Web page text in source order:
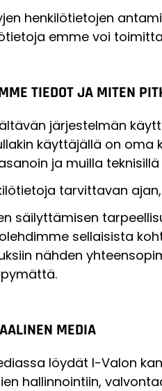
henkilötietojen
emme voi
TIEDOT JA MITEN
järjestelmän
käyttäjällä on
ja muilla
tarvittavan
säilyttämisen
sellaisista
nähden
MEDIA
löydät I-Valon
hallinnointiin,